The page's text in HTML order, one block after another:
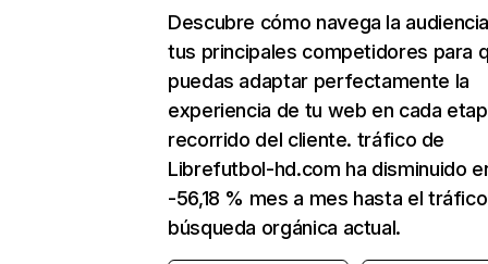
Descubre cómo navega la
tus principales competidores para
puedas adaptar perfectamente la
experiencia de tu web en cada
recorrido del cliente. tráfico de
Librefutbol-hd.com ha disminuido
-56,18 % mes a mes hasta el
búsqueda orgánica actual.